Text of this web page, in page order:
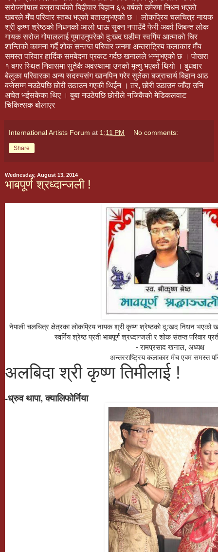
सरोजगोपाल बज्राचार्यको बिहीवार बिहान ६५ वर्षको उमेरमा निधन भएको
खबरले मँच परिवार स्तब्ध भएको बताउनुभएको छ । लोकप्रिय चलचित्र नायक
श्री कृष्ण श्रेष्ठको निधनको आलो घाऊ सुक्न नपाउँदै फेरी अर्का जिबन्त लोक
गायक सरोज गोपाललाई गुमाउनुपरेको दु:खद घडीमा स्वर्गिय आत्माको चिर
शान्तिको कामना गर्दै शोक सन्तप्त परिवार जनमा अन्तराट्रिय कलाकार मँच
समस्त परिवार हार्दिक समबेदना प्रकट गर्दछ खनालले भन्नुभएको छ । पोखरा
१ बगर स्थित निवासमा सुतेकै अवस्थामा उनको मृत्यु भएको थियो । बुधवार
बेलुका परिवारका अन्य सदस्यसंग खानपिन गरेर सुतेका बज्राचार्य बिहान आठ
बजेसम्म नउठेपछि छोरी उठाउन गएकी थिईन । तर, छोरी उठाउन जाँदा उनि
अचेत भईसकेका थिए । बुबा नउठेपछि छोरीले नजिकैको मेडिकलवाट
चिकित्सक बोलाएर
International Artists Forum at 1:11 PM No comments:
Share
Wednesday, August 13, 2014
भाबपूर्ण श्रध्दान्जली !
नेपाली चलचित्र क्षेत्रका लोकप्रिय नायक श्री कृष्ण श्रेष्ठको दु:खद निधन भएको
स्वर्गिय श्रेष्ठ प्रती भाबपूर्ण श्रध्दान्जली र शोक संतप्त परिवार
- रामप्रसाद खनाल, अध्यक्ष
अन्तरराष्ट्रिय कलाकार मँच एबम समस्त
अलबिदा श्री कृष्ण तिमीलाई !
-ध्रुव थापा, क्यालिफोर्निया